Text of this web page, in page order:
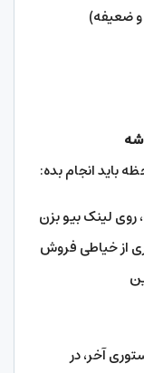
ضعیفه)
باید انجام بده:
روی لینک بیو بزن
از خیاطی فروش
آخر، در